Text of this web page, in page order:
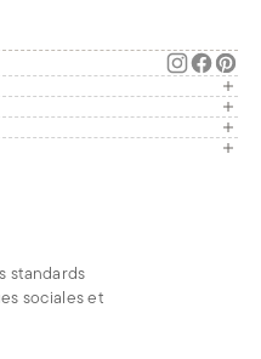
standards
sociales et